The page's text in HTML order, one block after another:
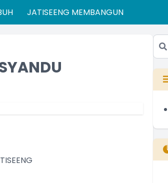
JATISEENG MEMBANGUN